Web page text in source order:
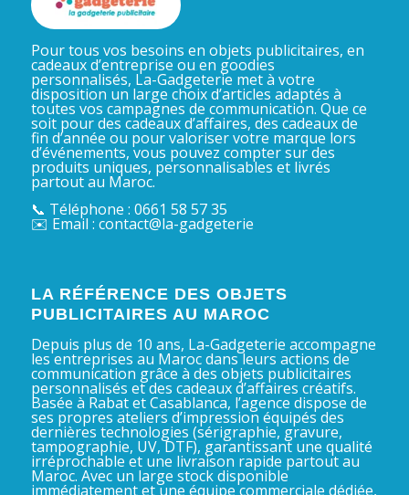
Pour tous vos besoins en objets publicitaires, en
cadeaux d’entreprise ou en goodies
personnalisés, La-Gadgeterie met à votre
disposition un large choix d’articles adaptés à
toutes vos campagnes de communication. Que ce
soit pour des cadeaux d’affaires, des cadeaux de
fin d’année ou pour valoriser votre marque lors
d’événements, vous pouvez compter sur des
produits uniques, personnalisables et livrés
partout au Maroc.
📞 Téléphone : 0661 58 57 35
✉️ Email : contact@la-gadgeterie
LA RÉFÉRENCE DES OBJETS
PUBLICITAIRES AU MAROC
Depuis plus de 10 ans, La-Gadgeterie accompagne
les entreprises au Maroc dans leurs actions de
communication grâce à des objets publicitaires
personnalisés et des cadeaux d’affaires créatifs.
Basée à Rabat et Casablanca, l’agence dispose de
ses propres ateliers d’impression équipés des
dernières technologies (sérigraphie, gravure,
tampographie, UV, DTF), garantissant une qualité
irréprochable et une livraison rapide partout au
Maroc. Avec un large stock disponible
immédiatement et une équipe commerciale dédiée,